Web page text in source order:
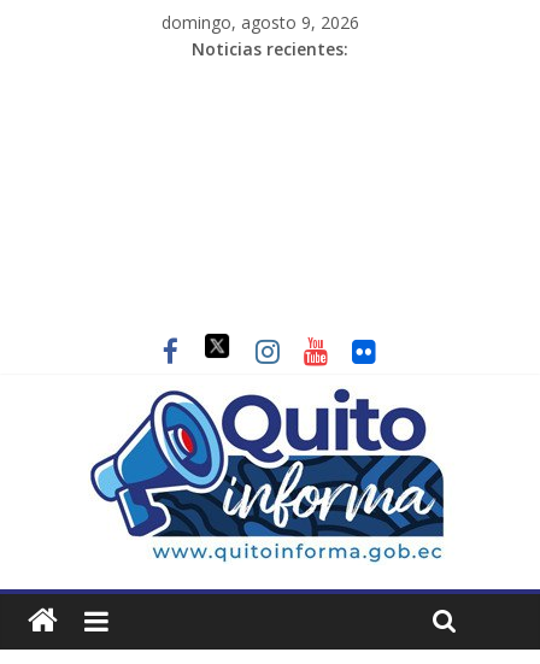
domingo, agosto 9, 2026
Noticias recientes: